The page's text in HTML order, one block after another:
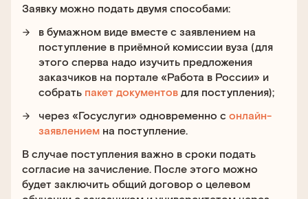
Заявку можно подать двумя способами:
в бумажном виде вместе с заявлением на
поступление в приёмной комиссии вуза (для
этого сперва надо изучить предложения
заказчиков на портале «Работа в России» и
собрать пакет документов для поступления);
через «Госуслуги» одновременно с онлайн-
заявлением на поступление.
В случае поступления важно в сроки подать
согласие на зачисление. После этого можно
будет заключить общий договор о целевом